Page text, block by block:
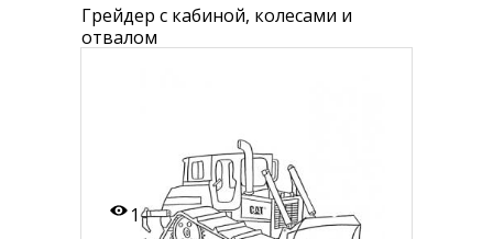
Грейдер с кабиной, колесами и
отвалом
1